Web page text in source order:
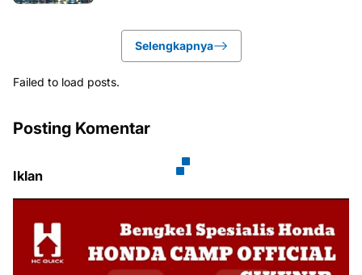
Selengkapnya
Failed to load posts.
Posting Komentar
Iklan